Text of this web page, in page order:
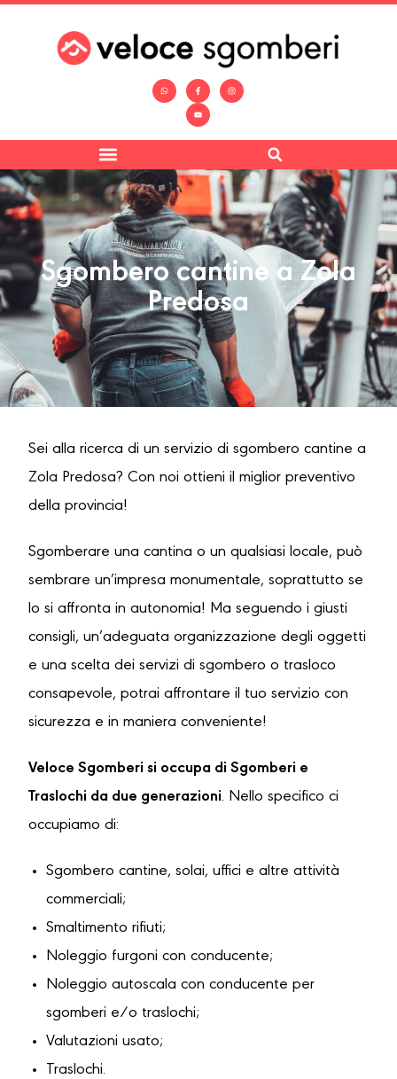
Sgombero cantine a Zola
Predosa
Sei alla ricerca di un servizio di sgombero cantine a
Zola Predosa? Con noi ottieni il miglior preventivo
della provincia!
Sgomberare una cantina o un qualsiasi locale, può
sembrare un’impresa monumentale, soprattutto se
lo si affronta in autonomia! Ma seguendo i giusti
consigli, un’adeguata organizzazione degli oggetti
e una scelta dei servizi di sgombero o trasloco
consapevole, potrai affrontare il tuo servizio con
sicurezza e in maniera conveniente!
Veloce Sgomberi si occupa di Sgomberi e
Traslochi da due generazioni. Nello specifico ci
occupiamo di:
Sgombero cantine, solai, uffici e altre attività
commerciali;
Smaltimento rifiuti;
Noleggio furgoni con conducente;
Noleggio autoscala con conducente per
sgomberi e/o traslochi;
Valutazioni usato;
Traslochi.